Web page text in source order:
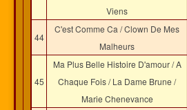
Viens
44
C'est Comme Ca / Clown De Mes
Malheurs
45
Ma Plus Belle Histoire D'amour / A
Chaque Fois / La Dame Brune /
Marie Chenevance